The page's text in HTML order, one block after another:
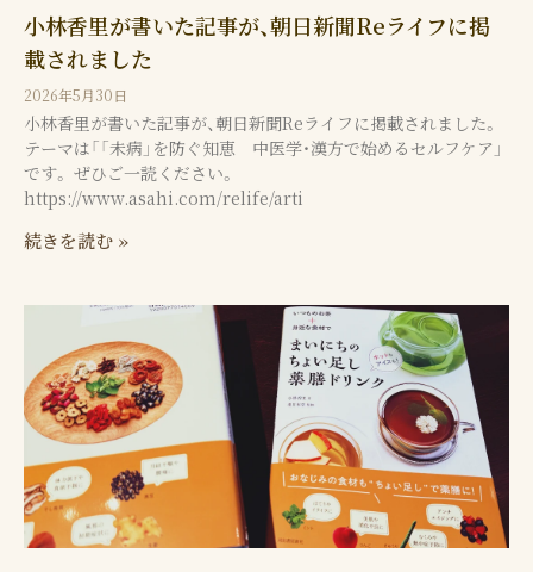
小林香里が書いた記事が、朝日新聞Reライフに掲
載されました
2026年5月30日
小林香里が書いた記事が、朝日新聞Reライフに掲載されました。
テーマは「「未病」を防ぐ知恵 中医学・漢方で始めるセルフケア」
です。 ぜひご一読ください。
https://www.asahi.com/relife/arti
続きを読む »